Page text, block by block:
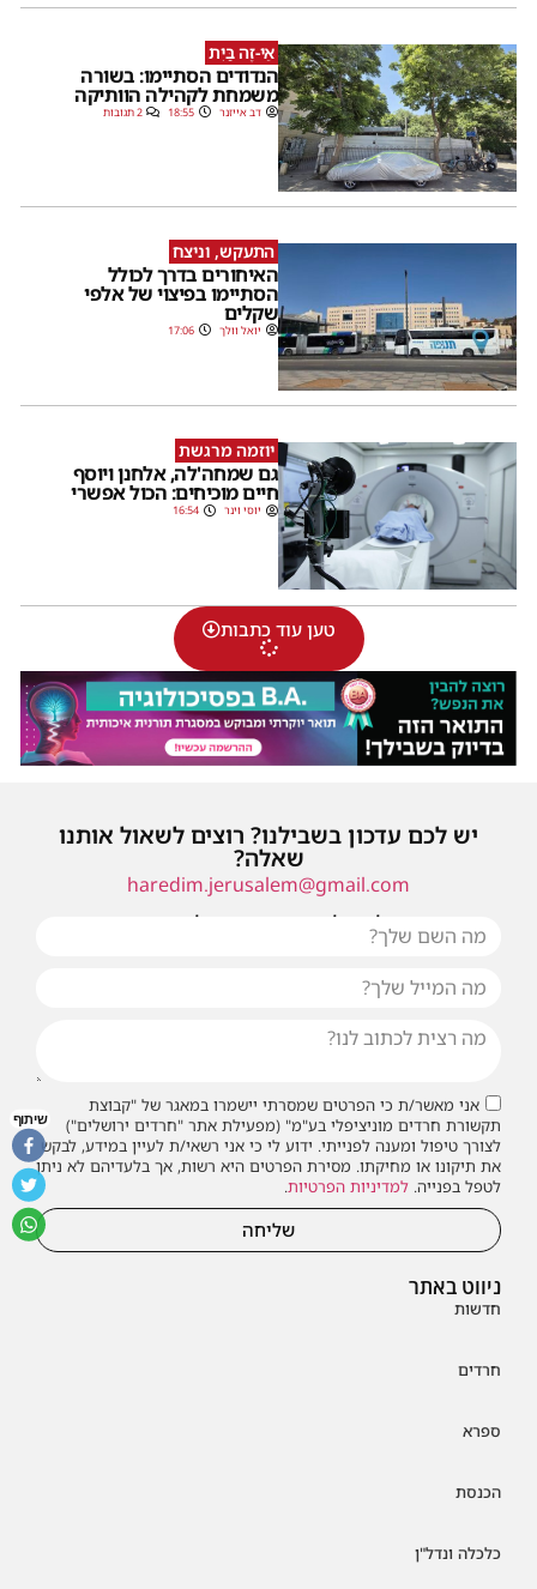
אֵי-זֶה בַּיִת
הנדודים הסתיימו: בשורה
משמחת לקהילה הוותיקה
דב אייזנר 18:55 2 תגובות
התעקש, וניצח
האיחורים בדרך לכולל
הסתיימו בפיצוי של אלפי
שקלים
יואל וולך 17:06
יוזמה מרגשת
גם שמחה'לה, אלחנן ויוסף
חיים מוכיחים: הכול אפשרי
יוסי וינר 16:54
טען עוד כתבות
ניווט באתר
חדשות
חרדים
ספרא
הכנסת
כלכלה ונדל"ן
יש לכם עדכון בשבילנו? רוצים לשאול אותנו
שאלה?
haredim.jerusalem@gmail.com
או שילחו אלינו פנייה ונחזור אליכם בהקדם
אני מאשר/ת כי הפרטים שמסרתי יישמרו במאגר של "קבוצת
תקשורת חרדים מוניציפלי בע"מ" (מפעילת אתר "חרדים ירושלים")
לצורך טיפול ומענה לפנייתי. ידוע לי כי אני רשאי/ת לעיין במידע, לבקש
את תיקונו או מחיקתו. מסירת הפרטים היא רשות, אך בלעדיהם לא ניתן
לטפל בפנייה. למדיניות הפרטיות.
שליחה
שיתוף